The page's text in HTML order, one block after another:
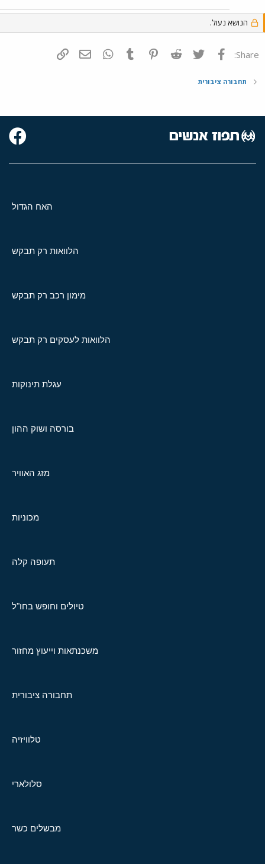
הנושא נעול.
Share: פייסבוק Twitter
Reddit
Pinterest
Tumblr
WhatsAppדואר אלקטרוני
תחבורה ציבורית
האח הגדול
הלוואות רק תבקש
מימון רכב רק תבקש
הלוואות לעסקים רק תבקש
עגלת תינוקות
בורסה ושוק ההון
מזג האוויר
מכוניות
תעופה קלה
טיולים וחופש בחו"ל
משכנתאות וייעוץ מחזור
תחבורה ציבורית
טלוויזיה
סלולארי
מבשלים כשר